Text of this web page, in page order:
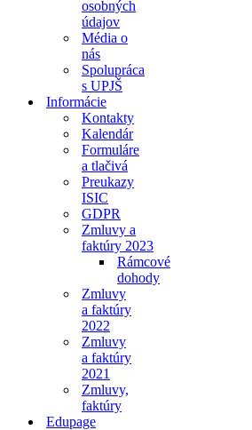
osobných
údajov
Média o
nás
Spolupráca
s UPJŠ
Informácie
Kontakty
Kalendár
Formuláre
a tlačivá
Preukazy
ISIC
GDPR
Zmluvy a
faktúry 2023
Rámcové
dohody
Zmluvy
a faktúry
2022
Zmluvy
a faktúry
2021
Zmluvy,
faktúry
Edupage